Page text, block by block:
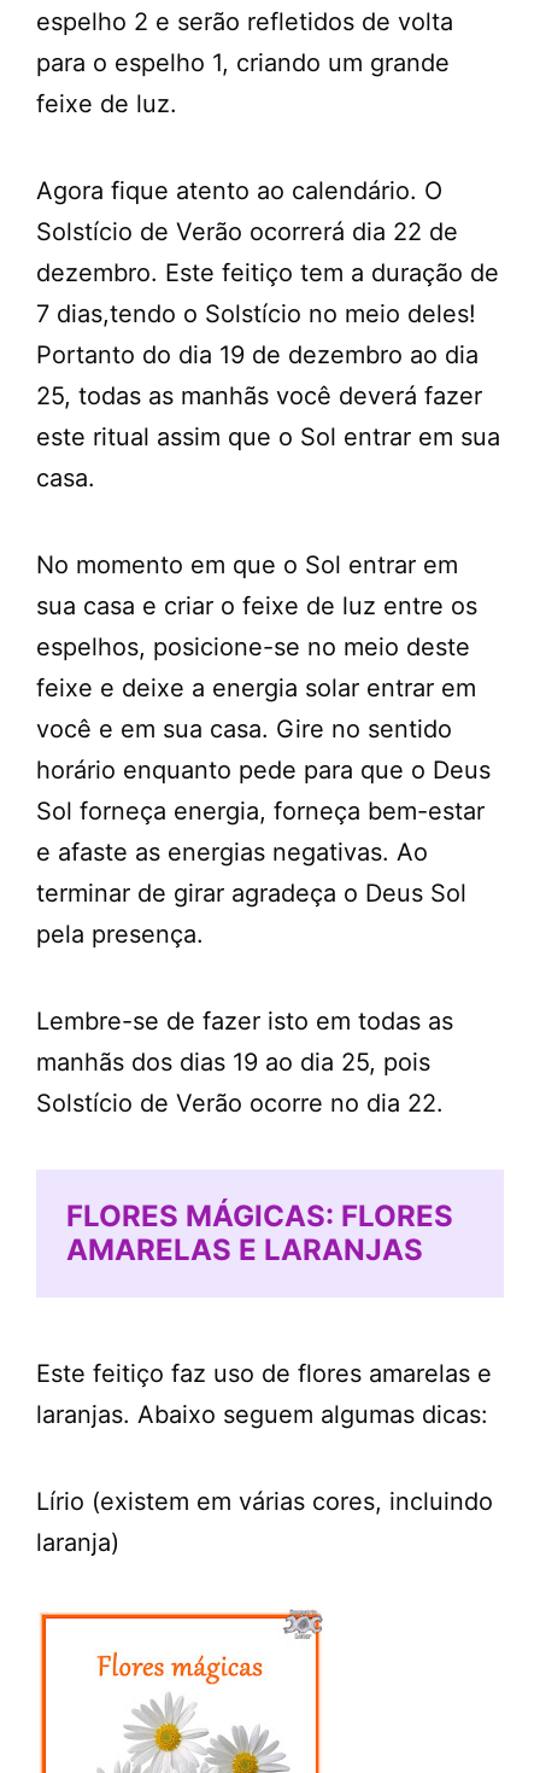
espelho 2 e serão refletidos de volta
para o espelho 1, criando um grande
feixe de luz.
Agora fique atento ao calendário. O
Solstício de Verão ocorrerá dia 22 de
dezembro. Este feitiço tem a duração de
7 dias,tendo o Solstício no meio deles!
Portanto do dia 19 de dezembro ao dia
25, todas as manhãs você deverá fazer
este ritual assim que o Sol entrar em sua
casa.
No momento em que o Sol entrar em
sua casa e criar o feixe de luz entre os
espelhos, posicione-se no meio deste
feixe e deixe a energia solar entrar em
você e em sua casa. Gire no sentido
horário enquanto pede para que o Deus
Sol forneça energia, forneça bem-estar
e afaste as energias negativas. Ao
terminar de girar agradeça o Deus Sol
pela presença.
Lembre-se de fazer isto em todas as
manhãs dos dias 19 ao dia 25, pois
Solstício de Verão ocorre no dia 22.
FLORES MÁGICAS: FLORES
AMARELAS E LARANJAS
Este feitiço faz uso de flores amarelas e
laranjas. Abaixo seguem algumas dicas:
Lírio (existem em várias cores, incluindo
laranja)